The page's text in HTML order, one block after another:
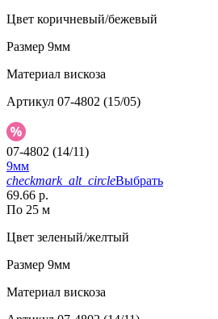
Цвет коричневый/бежевый
Размер 9мм
Материал вискоза
Артикул 07-4802 (15/05)
07-4802 (14/11)
9мм
checkmark_alt_circleВыбрать
69.66 р.
По 25 м
Цвет зеленый/желтый
Размер 9мм
Материал вискоза